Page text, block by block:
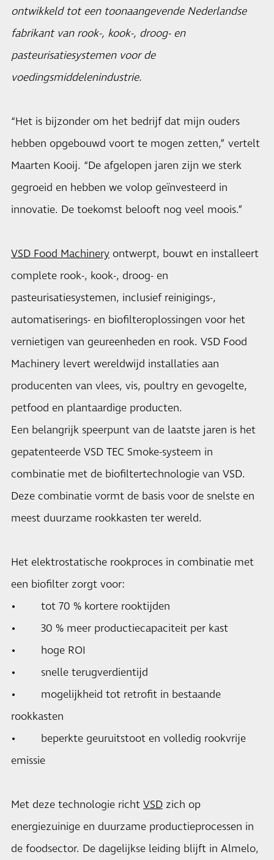
ontwikkeld tot een toonaangevende Nederlandse
fabrikant van rook-, kook-, droog- en
pasteurisatiesystemen voor de
voedingsmiddelenindustrie.
“Het is bijzonder om het bedrijf dat mijn ouders
hebben opgebouwd voort te mogen zetten,” vertelt
Maarten Kooij. “De afgelopen jaren zijn we sterk
gegroeid en hebben we volop geïnvesteerd in
innovatie. De toekomst belooft nog veel moois.”
VSD Food Machinery ontwerpt, bouwt en installeert
complete rook-, kook-, droog- en
pasteurisatiesystemen, inclusief reinigings-,
automatiserings- en biofilteroplossingen voor het
vernietigen van geureenheden en rook. VSD Food
Machinery levert wereldwijd installaties aan
producenten van vlees, vis, poultry en gevogelte,
petfood en plantaardige producten.
Een belangrijk speerpunt van de laatste jaren is het
gepatenteerde VSD TEC Smoke-systeem in
combinatie met de biofiltertechnologie van VSD.
Deze combinatie vormt de basis voor de snelste en
meest duurzame rookkasten ter wereld.
Het elektrostatische rookproces in combinatie met
een biofilter zorgt voor:
• tot 70 % kortere rooktijden
• 30 % meer productiecapaciteit per kast
• hoge ROI
• snelle terugverdientijd
• mogelijkheid tot retrofit in bestaande
rookkasten
• beperkte geuruitstoot en volledig rookvrije
emissie
Met deze technologie richt VSD zich op
energiezuinige en duurzame productieprocessen in
de foodsector. De dagelijkse leiding blijft in Almelo,